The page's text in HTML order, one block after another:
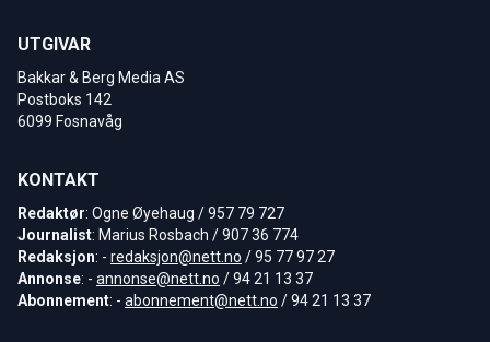
UTGIVAR
Bakkar & Berg Media AS
Postboks 142
6099 Fosnavåg
KONTAKT
Redaktør: Ogne Øyehaug / 957 79 727
Journalist: Marius Rosbach / 907 36 774
Redaksjon: - redaksjon@nett.no / 95 77 97 27
Annonse: - annonse@nett.no / 94 21 13 37
Abonnement: - abonnement@nett.no / 94 21 13 37